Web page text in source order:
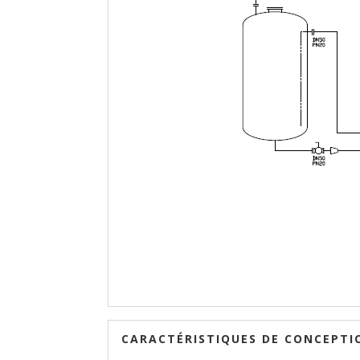
CARACTÉRISTIQUES DE